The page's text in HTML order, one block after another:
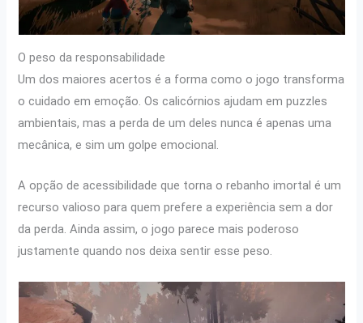
O peso da responsabilidade
Um dos maiores acertos é a forma como o jogo transforma
o cuidado em emoção. Os calicórnios ajudam em puzzles
ambientais, mas a perda de um deles nunca é apenas uma
mecânica, e sim um golpe emocional.
A opção de acessibilidade que torna o rebanho imortal é um
recurso valioso para quem prefere a experiência sem a dor
da perda. Ainda assim, o jogo parece mais poderoso
justamente quando nos deixa sentir esse peso.